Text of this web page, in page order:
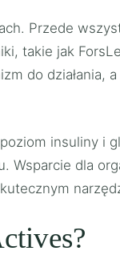
Przede
takie jak
do
insuliny
Wsparcie dla